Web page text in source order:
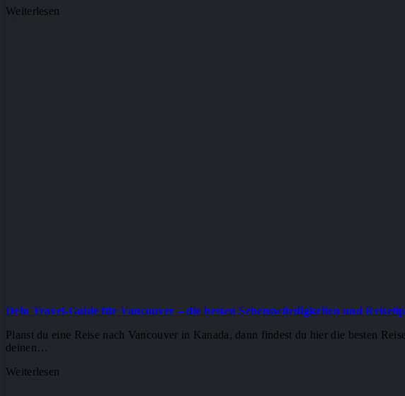
Weiterlesen
Dein Travel-Guide für Vancouver – die besten Sehenswürdigkeiten und
Planst du eine Reise nach Vancouver in Kanada, dann findest du hier die besten
deinen…
Weiterlesen